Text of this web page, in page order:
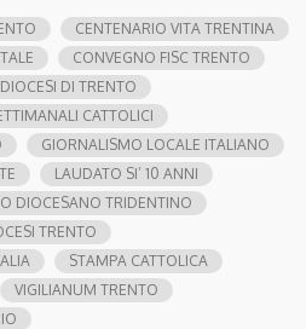
CENTENARIO VITA TRENTINA
CONVEGNO FISC TRENTO
DIOCESI DI TRENTO
CATTOLICI
GIORNALISMO LOCALE ITALIANO
LAUDATO SI’ 10 ANNI
DIOCESANO TRIDENTINO
TRENTO
STAMPA CATTOLICA
VIGILIANUM TRENTO